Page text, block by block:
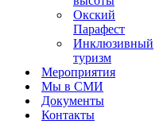
Окский
Парафест
Инклюзивный
туризм
Мероприятия
Мы в СМИ
Документы
Контакты